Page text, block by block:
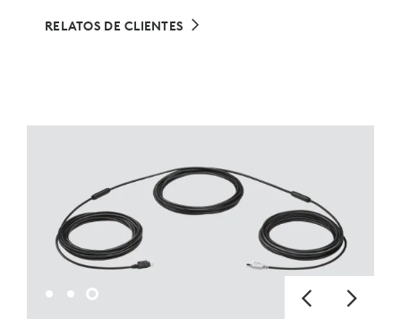
RELATOS DE CLIENTES